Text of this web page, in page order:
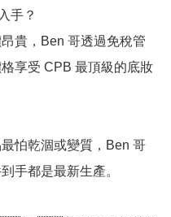
手？
貴，Ben 哥透過免稅管
享受 CPB 最頂級的底妝
怕乾涸或變質，Ben 哥
手都是最新生產。